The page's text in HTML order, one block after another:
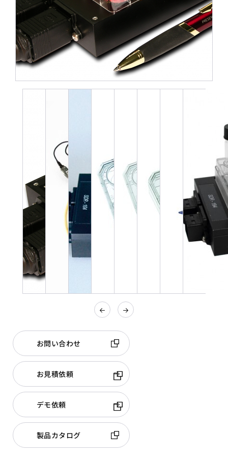
8件中1件の画像
お問い合わせ
お見積依頼
デモ依頼
製品カタログ